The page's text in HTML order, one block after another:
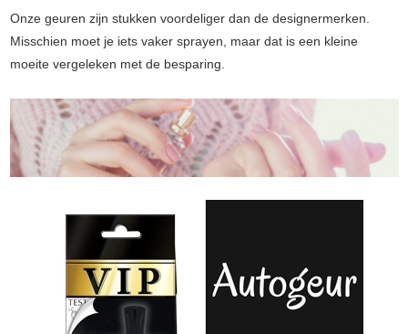
Onze geuren zijn stukken voordeliger dan de designermerken.
Misschien moet je iets vaker sprayen, maar dat is een kleine
moeite vergeleken met de besparing.